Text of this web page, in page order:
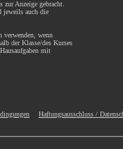
Anzeige gebracht.
jeweils auch die
verwenden, wenn
der Klasse/des Kurses
mit
Haftungsausschluss /